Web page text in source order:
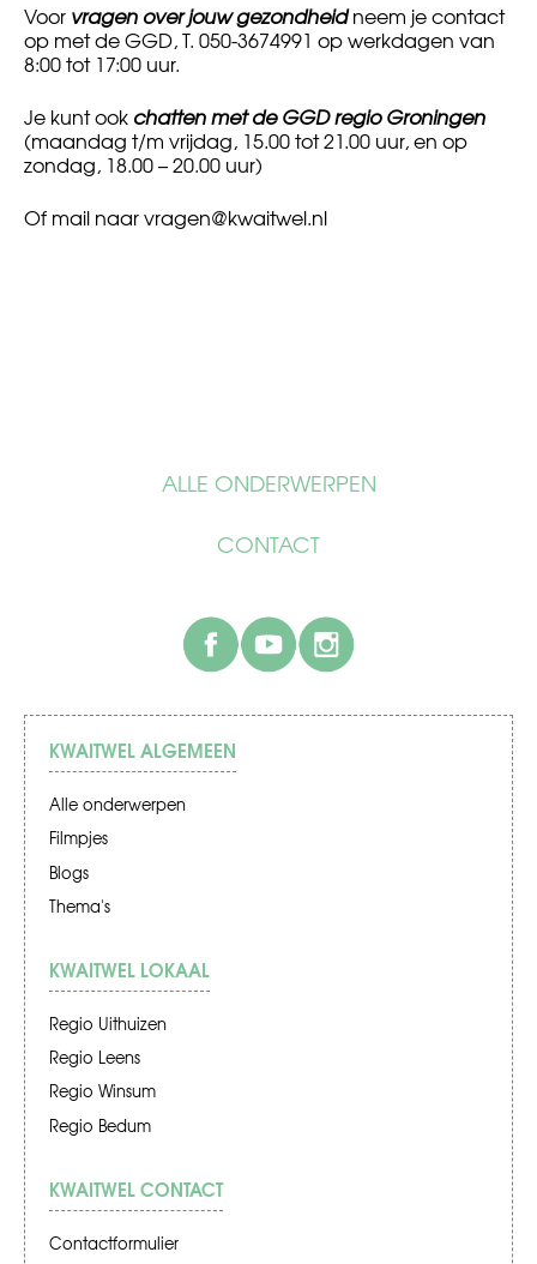
ALLE ONDERWERPEN
CONTACT
facebook
Voor vragen over jouw gezondheidneem je contact
op met de GGD, T. 050-3674991 op werkdagen van
8:00 tot 17:00 uur.
Je kunt ook chatten met de GGD regio Groningen
(maandag t/m vrijdag, 15.00 tot 21.00 uur, en op
zondag, 18.00 – 20.00 uur)
Of mail naarvragen@kwaitwel.nl
KWAITWEL ALGEMEEN
Alle onderwerpen
Filmpjes
Blogs
Thema's
KWAITWEL LOKAAL
Regio Uithuizen
Regio Leens
Regio Winsum
Regio Bedum
KWAITWEL CONTACT
Contactformulier